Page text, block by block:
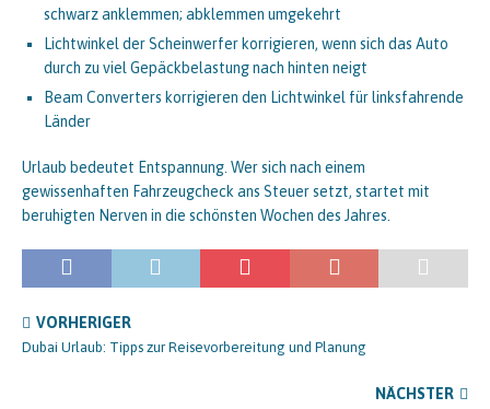
schwarz anklemmen; abklemmen umgekehrt
Lichtwinkel der Scheinwerfer korrigieren, wenn sich das Auto
durch zu viel Gepäckbelastung nach hinten neigt
Beam Converters korrigieren den Lichtwinkel für linksfahrende
Länder
Urlaub bedeutet Entspannung. Wer sich nach einem
gewissenhaften Fahrzeugcheck ans Steuer setzt, startet mit
beruhigten Nerven in die schönsten Wochen des Jahres.
VORHERIGER
Dubai Urlaub: Tipps zur Reisevorbereitung und Planung
NÄCHSTER